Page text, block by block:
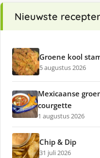
Nieuwste
Groene kool
5 augustus 2026
Mexicaanse
courgette
1 augustus 2026
Chip & Dip
31 juli 2026